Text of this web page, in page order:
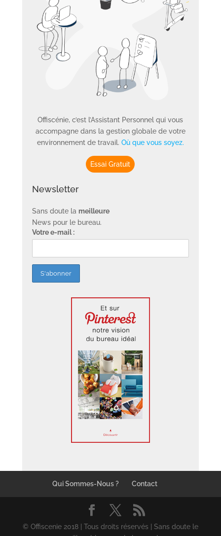
Offiscénie, c’est l’Assistant Personnel qui vous
accompagne dans la gestion globale de votre
environnement de travail. Où que vous soyez.
Essai Gratuit
Newsletter
Sans doute la meilleure
News pour le bureau.
Votre e-mail :
Qui Sommes-Nous ? Contact
© Offiscenie 2018 | Tous droits réservés | Sans doute le